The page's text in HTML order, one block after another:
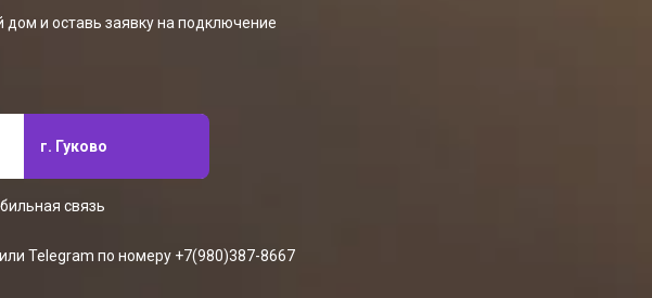
и оставь заявку на подключение
г. Гуково
связь
Telegram по номеру +7(980)387-8667